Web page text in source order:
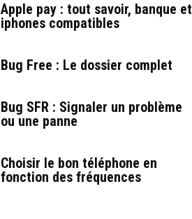
Apple pay : tout savoir, banque et
iphones compatibles
Bug Free : Le dossier complet
Bug SFR : Signaler un problème
ou une panne
Choisir le bon téléphone en
fonction des fréquences